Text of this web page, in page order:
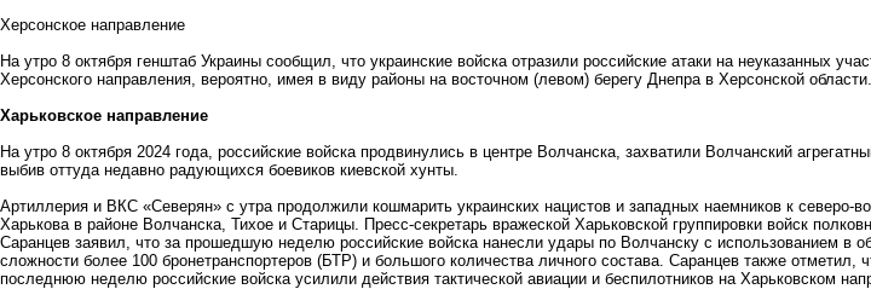
Херсонское направление
На утро 8 октября генштаб Украины сообщил, что украинские войска отразили российские атаки на неуказанных
Херсонского направления, вероятно, имея в виду районы на восточном (левом) берегу Днепра в Херсонской области.
Харьковское направление
На утро 8 октября 2024 года, российские войска продвинулись в центре Волчанска, захватили Волчанский
выбив оттуда недавно радующихся боевиков киевской хунты.
Артиллерия и ВКС «Северян» с утра продолжили кошмарить украинских нацистов и западных наемников к северо-
Харькова в районе Волчанска, Тихое и Старицы. Пресс-секретарь вражеской Харьковской группировки войск
Саранцев заявил, что за прошедшую неделю российские войска нанесли удары по Волчанску с использованием в
сложности более 100 бронетранспортеров (БТР) и большого количества личного состава. Саранцев также отметил,
последнюю неделю российские войска усилили действия тактической авиации и беспилотников на Харьковском